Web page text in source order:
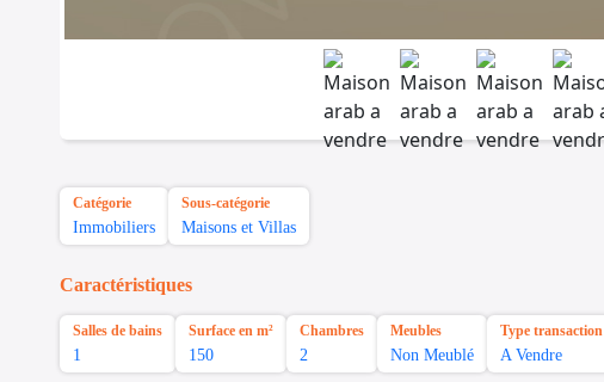
Catégorie
Immobiliers
Sous-catégorie
Maisons et Villas
Caractéristiques
Salles de bains
1
Surface en m²
150
Chambres
2
Meubles
Non Meublé
Type transaction
A Vendre